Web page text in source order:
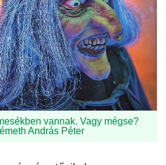
vannak. Vagy mégse?
András Péter